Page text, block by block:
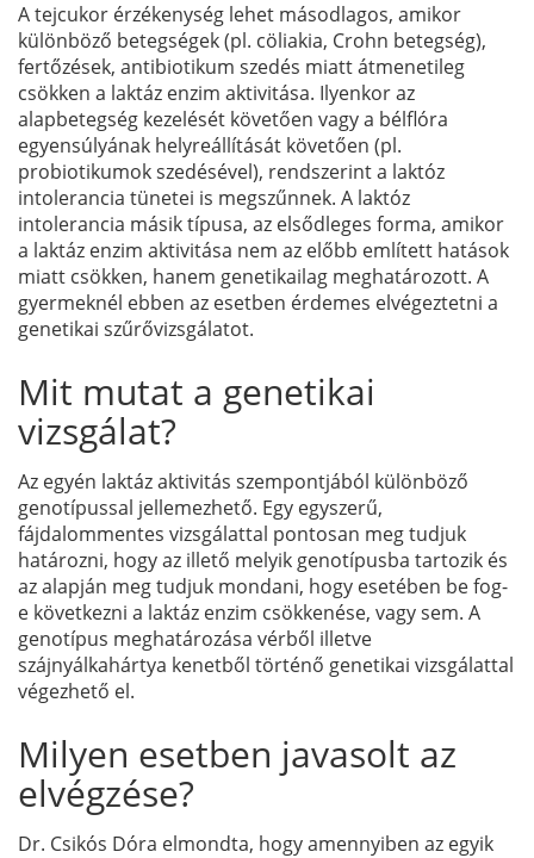
A tejcukor érzékenység lehet másodlagos, amikor
különböző betegségek (pl. cöliakia, Crohn betegség),
fertőzések, antibiotikum szedés miatt átmenetileg
csökken a laktáz enzim aktivitása. Ilyenkor az
alapbetegség kezelését követően vagy a bélflóra
egyensúlyának helyreállítását követően (pl.
probiotikumok szedésével), rendszerint a laktóz
intolerancia tünetei is megszűnnek. A laktóz
intolerancia másik típusa, az elsődleges forma, amikor
a laktáz enzim aktivitása nem az előbb említett hatások
miatt csökken, hanem genetikailag meghatározott. A
gyermeknél ebben az esetben érdemes elvégeztetni a
genetikai szűrővizsgálatot.
Mit mutat a genetikai
vizsgálat?
Az egyén laktáz aktivitás szempontjából különböző
genotípussal jellemezhető. Egy egyszerű,
fájdalommentes vizsgálattal pontosan meg tudjuk
határozni, hogy az illető melyik genotípusba tartozik és
az alapján meg tudjuk mondani, hogy esetében be fog-
e következni a laktáz enzim csökkenése, vagy sem. A
genotípus meghatározása vérből illetve
szájnyálkahártya kenetből történő genetikai vizsgálattal
végezhető el.
Milyen esetben javasolt az
elvégzése?
Dr. Csikós Dóra elmondta, hogy amennyiben az egyik